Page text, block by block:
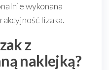
wykonana
lizaka.
z
naklejką?